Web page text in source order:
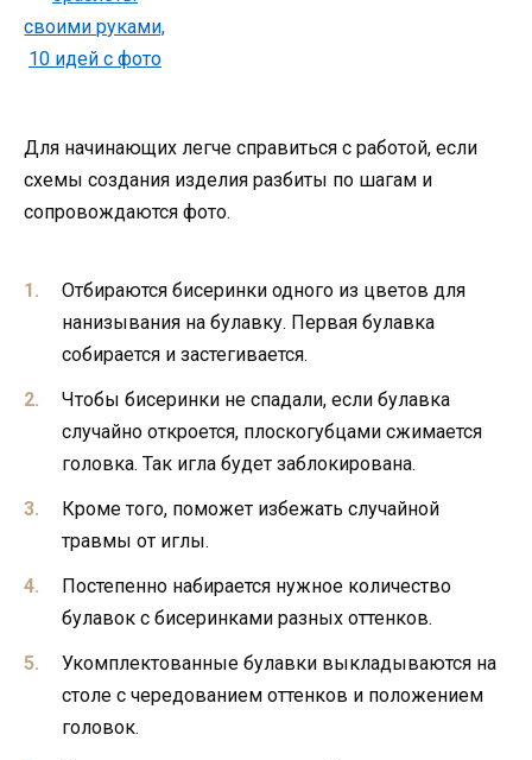
Для начинающих легче справиться с работой, если
схемы создания изделия разбиты по шагам и
сопровождаются фото.
Отбираются бисеринки одного из цветов для
нанизывания на булавку. Первая булавка
собирается и застегивается.
Чтобы бисеринки не спадали, если булавка
случайно откроется, плоскогубцами сжимается
головка. Так игла будет заблокирована.
Кроме того, поможет избежать случайной
травмы от иглы.
Постепенно набирается нужное количество
булавок с бисеринками разных оттенков.
Укомплектованные булавки выкладываются на
столе с чередованием оттенков и положением
головок.